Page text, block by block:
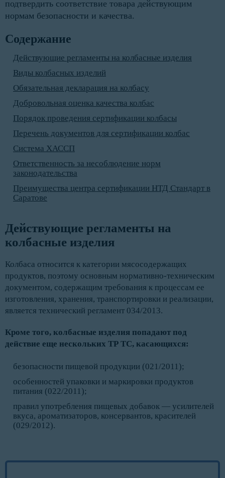
подтвердить соответствие товара действующим
нормам безопасности и качества.
Содержание
Действующие регламенты на колбасные изделия
Виды колбасных изделий
Обязательная декларация на колбасу
Добровольная оценка качества колбас
Порядок проведения сертификации колбасы
Перечень документов для сертификации колбас
Система ХАССП
Ответственность за несоблюдение норм
законодательства
Преимущества центра сертификации НТД Стандарт в
Саратове
Действующие регламенты на
колбасные изделия
Колбаса относится к категории мясосодержащих
продуктов, поэтому основным нормативно-техническим
документом, содержащим требования к процессам ее
изготовления, хранения, транспортировки и реализации,
является технический регламент 034/2013.
Кроме того, колбасные изделия попадают под
действие еще нескольких ТР ТС, касающихся:
безопасности пищевой продукции (021/2011);
особенностей упаковки и маркировки продуктов
питания (022/2011);
правил употребления пищевых добавок — усилителей
вкуса, ароматизаторов, консервантов, красителей
(029/2012).